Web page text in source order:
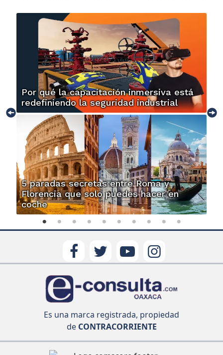
Por qué la capacitación inmersiva está
redefiniendo la seguridad industrial
5 paradas secretas entre Roma y
Florencia que solo puedes hacer en
coche
Es una marca registrada, propiedad
deCONTRACORRIENTE